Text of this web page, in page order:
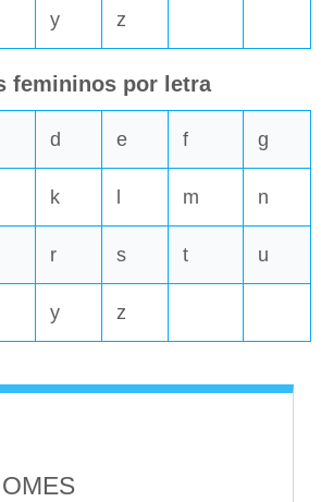
y z
femininos por letra
d e f g
k m n
r s t u
y z